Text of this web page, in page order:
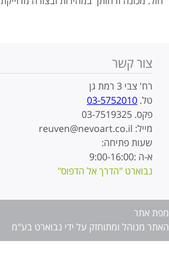
צור קשר
רח' צבי 3 רמת גן
טל.03-5752010
פקס. 03-7519325
מייל: reuven@nevoart.co.il
שעות פתיחה:
א-ה :9:00-16:00
נבוארט "הדרך אל הדפוס"
מפת אתר
האתר מנוהל ומתוחזק על ידי נבוארט בע"מ